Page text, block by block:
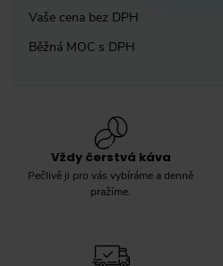
Vaše cena bez DPH
Běžná MOC s DPH
Vždy čerstvá káva
Pečlivě ji pro vás vybíráme a denně
pražíme.